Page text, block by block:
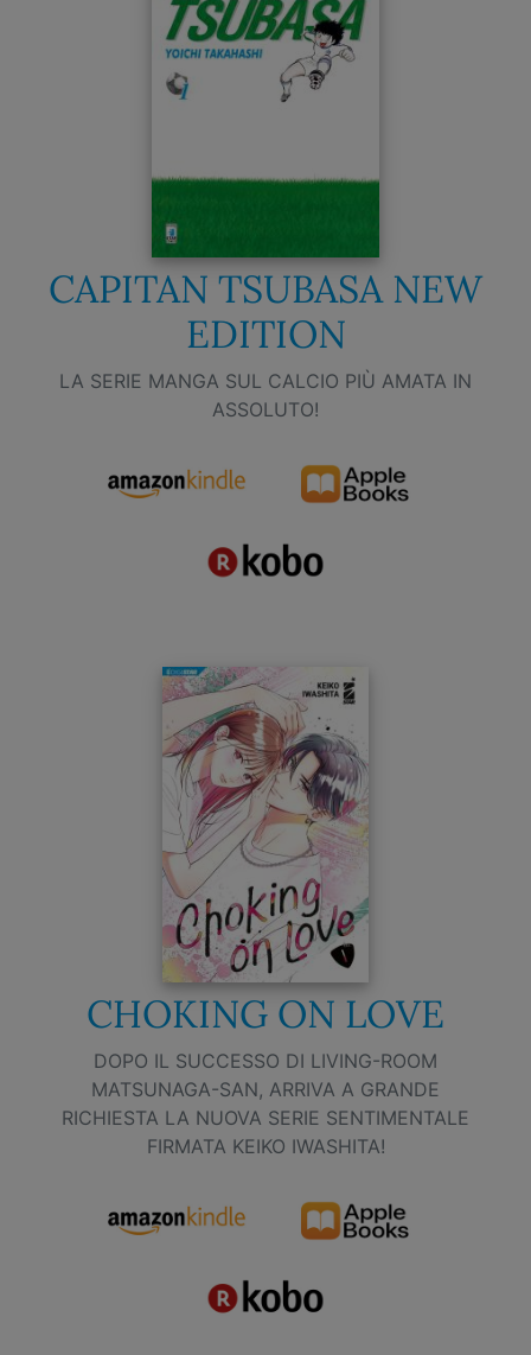
CAPITAN TSUBASA NEW
EDITION
LA SERIE MANGA SUL CALCIO PIÙ AMATA IN
ASSOLUTO!
CHOKING ON LOVE
DOPO IL SUCCESSO DI LIVING-ROOM
MATSUNAGA-SAN, ARRIVA A GRANDE
RICHIESTA LA NUOVA SERIE SENTIMENTALE
FIRMATA KEIKO IWASHITA!